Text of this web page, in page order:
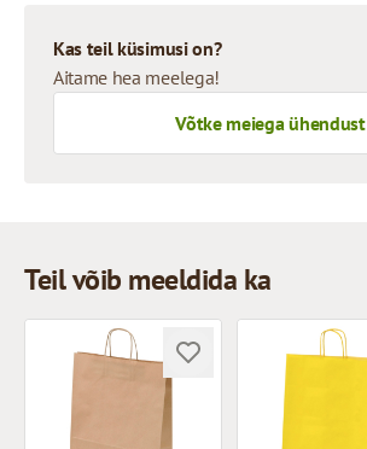
Kas teil küsimusi on?
Aitame hea meelega!
Võtke meiega ühendust
Teil võib meeldida ka